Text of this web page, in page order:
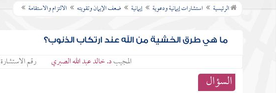
الرئيسية استشارات إيمانية ودعوية إيمانية ضعف الإيمان وتقويته الالتزام والاستقامة
ما هي طرق الخشية من الله عند ارتكاب الذنوب؟
المجيبد. خالد عبد الله الصبري رقم الاستشارة
السؤال